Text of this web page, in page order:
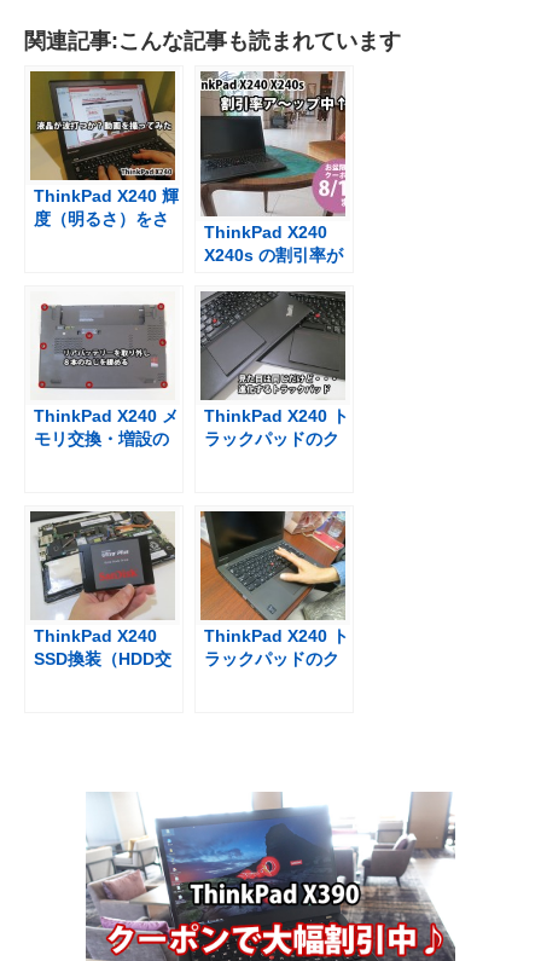
関連記事:こんな記事も読まれています
ThinkPad X240 輝
度（明るさ）をさ
ThinkPad X240
X240s の割引率が
クーポン）
ThinkPad X240 メ
モリ交換・増設の
ThinkPad X240 ト
ラックパッドのク
ThinkPad X240
SSD換装（HDD交
ThinkPad X240 ト
ラックパッドのク